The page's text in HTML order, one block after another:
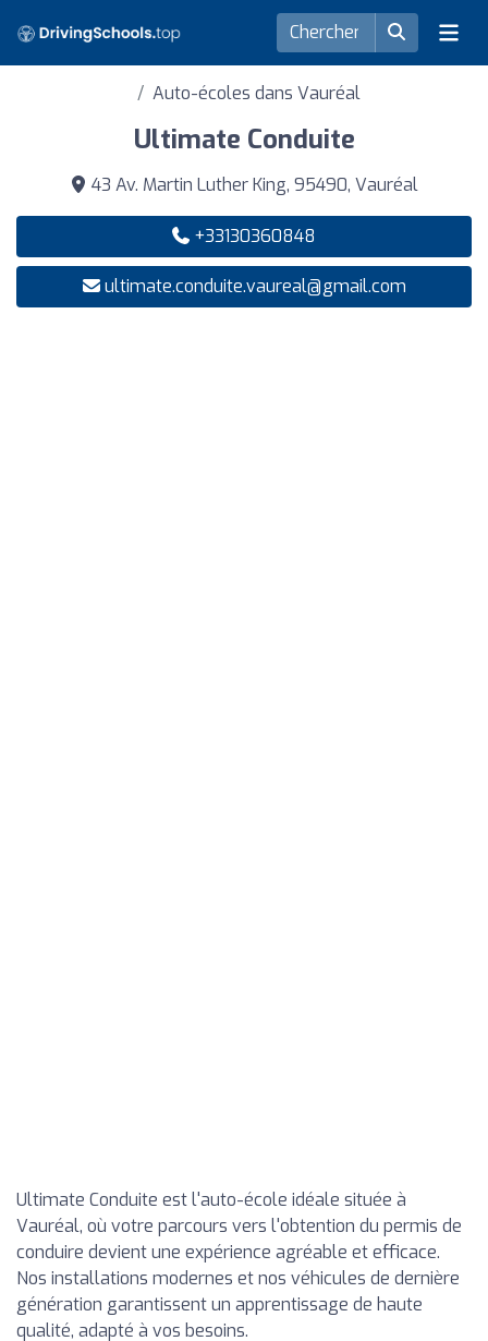
Auto-écoles dans Vauréal
Ultimate Conduite
43 Av. Martin Luther King, 95490, Vauréal
+33130360848
ultimate.conduite.vaureal@gmail.com
Ultimate Conduite est l'auto-école idéale située à
Vauréal, où votre parcours vers l'obtention du permis de
conduire devient une expérience agréable et efficace.
Nos installations modernes et nos véhicules de dernière
génération garantissent un apprentissage de haute
qualité, adapté à vos besoins.